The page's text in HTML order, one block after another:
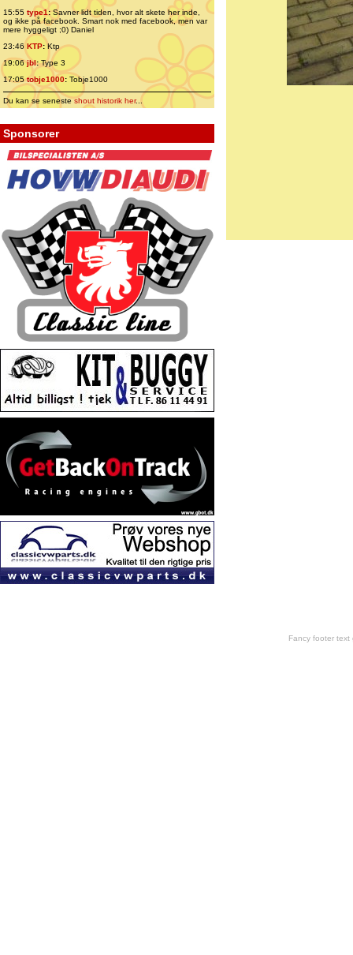
15:55 type1:Savner lidt tiden, hvor alt skete her inde,
og ikke på facebook. Smart nok med facebook, men var
mere hyggeligt ;0) Daniel
23:46 KTP:Ktp
19:06jbl:Type 3
17:05tobje1000: Tobje1000
Du kan se senesteshout historik her...
Sponsorer
Fancy footer